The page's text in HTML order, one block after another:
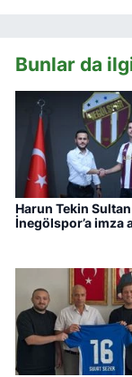
Bunlar da
Harun Tekin Sultan
İnegölspor’a imza